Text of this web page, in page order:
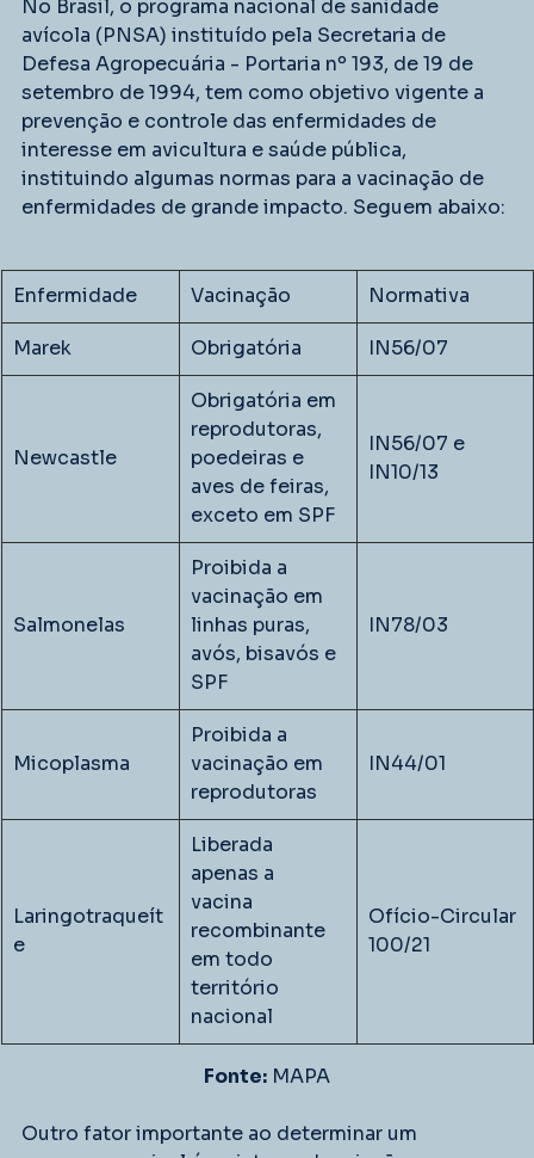
No Brasil, o programa nacional de sanidade
avícola (PNSA) instituído pela Secretaria de
Defesa Agropecuária - Portaria nº 193, de 19 de
setembro de 1994, tem como objetivo vigente a
prevenção e controle das enfermidades de
interesse em avicultura e saúde pública,
instituindo algumas normas para a vacinação de
enfermidades de grande impacto. Seguem abaixo:
Enfermidade Vacinação Normativa
Marek Obrigatória IN56/07
Newcastle
Obrigatória em
reprodutoras,
poedeiras e
aves de feiras,
exceto em SPF
IN56/07 e
IN10/13
Salmonelas
Proibida a
vacinação em
linhas puras,
avós, bisavós e
SPF
IN78/03
Micoplasma
Proibida a
vacinação em
reprodutoras
IN44/01
Laringotraqueít
e
Liberada
apenas a
vacina
recombinante
em todo
território
nacional
Ofício-Circular
100/21
Fonte: MAPA
Outro fator importante ao determinar um